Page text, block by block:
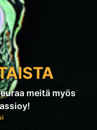
meitä myös